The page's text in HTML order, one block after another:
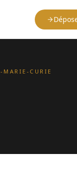
MARIE-CURIE